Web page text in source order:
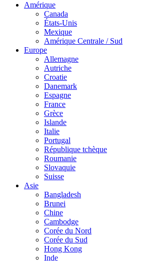
Amérique
Canada
États-Unis
Mexique
Amérique Centrale / Sud
Europe
Allemagne
Autriche
Croatie
Danemark
Espagne
France
Grèce
Islande
Italie
Portugal
République tchèque
Roumanie
Slovaquie
Suisse
Asie
Bangladesh
Brunei
Chine
Cambodge
Corée du Nord
Corée du Sud
Hong Kong
Inde